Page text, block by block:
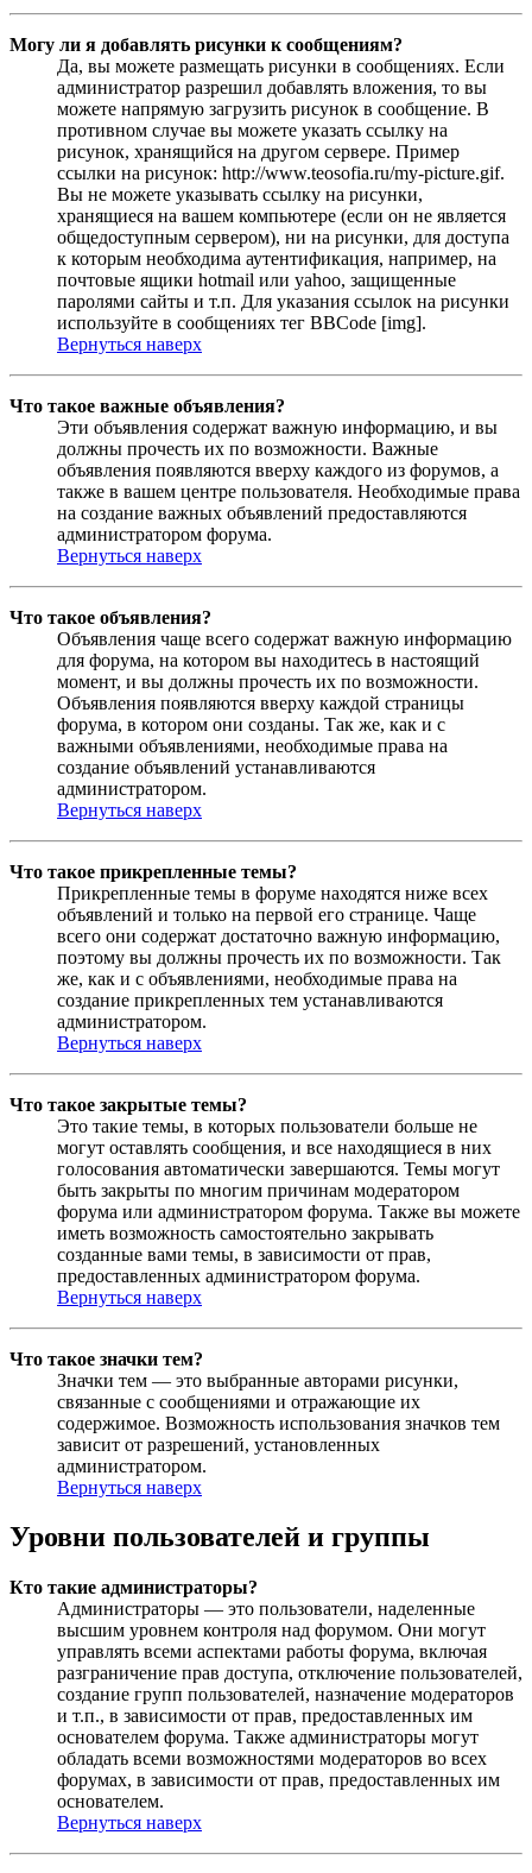
Могу ли я добавлять рисунки к сообщениям?
Да, вы можете размещать рисунки в сообщениях. Если
администратор разрешил добавлять вложения, то вы
можете напрямую загрузить рисунок в сообщение. В
противном случае вы можете указать ссылку на
рисунок, хранящийся на другом сервере. Пример
ссылки на рисунок: http://www.teosofia.ru/my-picture.gif.
Вы не можете указывать ссылку на рисунки,
хранящиеся на вашем компьютере (если он не является
общедоступным сервером), ни на рисунки, для доступа
к которым необходима аутентификация, например, на
почтовые ящики hotmail или yahoo, защищенные
паролями сайты и т.п. Для указания ссылок на рисунки
используйте в сообщениях тег BBCode [img].
Вернуться наверх
Что такое важные объявления?
Эти объявления содержат важную информацию, и вы
должны прочесть их по возможности. Важные
объявления появляются вверху каждого из форумов, а
также в вашем центре пользователя. Необходимые права
на создание важных объявлений предоставляются
администратором форума.
Вернуться наверх
Что такое объявления?
Объявления чаще всего содержат важную информацию
для форума, на котором вы находитесь в настоящий
момент, и вы должны прочесть их по возможности.
Объявления появляются вверху каждой страницы
форума, в котором они созданы. Так же, как и с
важными объявлениями, необходимые права на
создание объявлений устанавливаются
администратором.
Вернуться наверх
Что такое прикрепленные темы?
Прикрепленные темы в форуме находятся ниже всех
объявлений и только на первой его странице. Чаще
всего они содержат достаточно важную информацию,
поэтому вы должны прочесть их по возможности. Так
же, как и с объявлениями, необходимые права на
создание прикрепленных тем устанавливаются
администратором.
Вернуться наверх
Что такое закрытые темы?
Это такие темы, в которых пользователи больше не
могут оставлять сообщения, и все находящиеся в них
голосования автоматически завершаются. Темы могут
быть закрыты по многим причинам модератором
форума или администратором форума. Также вы можете
иметь возможность самостоятельно закрывать
созданные вами темы, в зависимости от прав,
предоставленных администратором форума.
Вернуться наверх
Что такое значки тем?
Значки тем — это выбранные авторами рисунки,
связанные с сообщениями и отражающие их
содержимое. Возможность использования значков тем
зависит от разрешений, установленных
администратором.
Вернуться наверх
Уровни пользователей и группы
Кто такие администраторы?
Администраторы — это пользователи, наделенные
высшим уровнем контроля над форумом. Они могут
управлять всеми аспектами работы форума, включая
разграничение прав доступа, отключение пользователей,
создание групп пользователей, назначение модераторов
и т.п., в зависимости от прав, предоставленных им
основателем форума. Также администраторы могут
обладать всеми возможностями модераторов во всех
форумах, в зависимости от прав, предоставленных им
основателем.
Вернуться наверх